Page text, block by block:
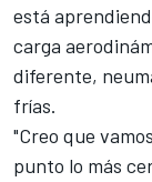
está
carga
diferente,
frías.
"Creo que
punto lo más